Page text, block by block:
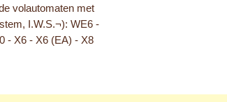
volautomaten met
I.W.S.¬): WE6 -
- X6 - X6 (EA) - X8